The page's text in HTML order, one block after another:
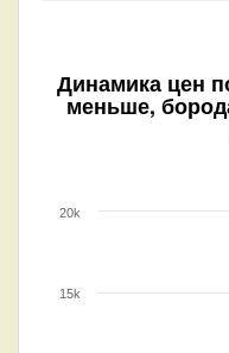
Динамика цен
меньше,
15k
20k